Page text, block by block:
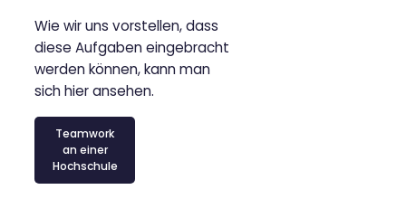
Wie wir uns vorstellen, dass
diese Aufgaben eingebracht
werden können, kann man
sich hier ansehen.
Teamwork
an einer
Hochschule